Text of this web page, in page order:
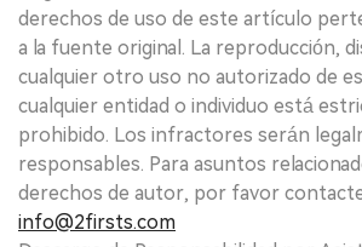
derechos de uso de este artículo
a la fuente original. La reproducción,
cualquier otro uso no autorizado de
cualquier entidad o individuo está
prohibido. Los infractores serán
responsables. Para asuntos
derechos de autor, por favor
info@2firsts.com